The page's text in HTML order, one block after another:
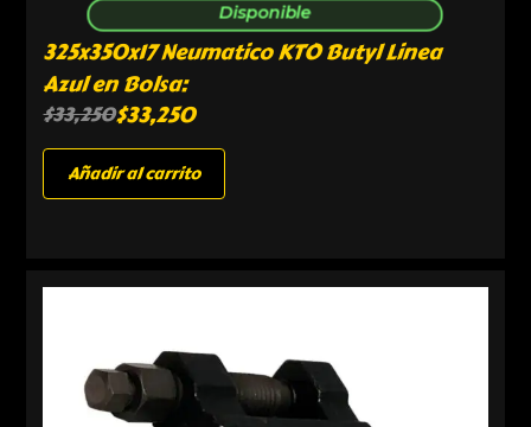
Disponible
325x350x17 Neumatico KTO Butyl Linea
Azul en Bolsa:
$33,250$33,250
Añadir al carrito